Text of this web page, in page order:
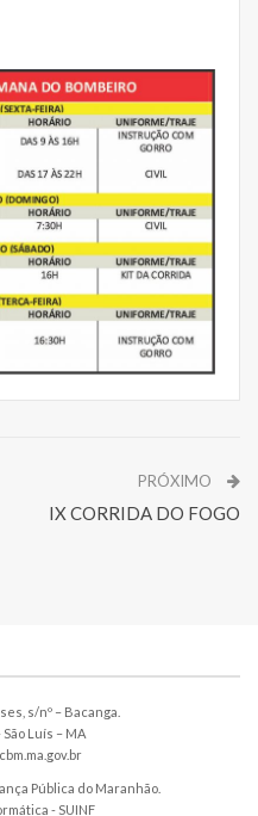
PRÓXIMO
IX CORRIDA DO FOGO
s/nº – Bacanga.
São Luís – MA
Pública do Maranhão.
- SUINF